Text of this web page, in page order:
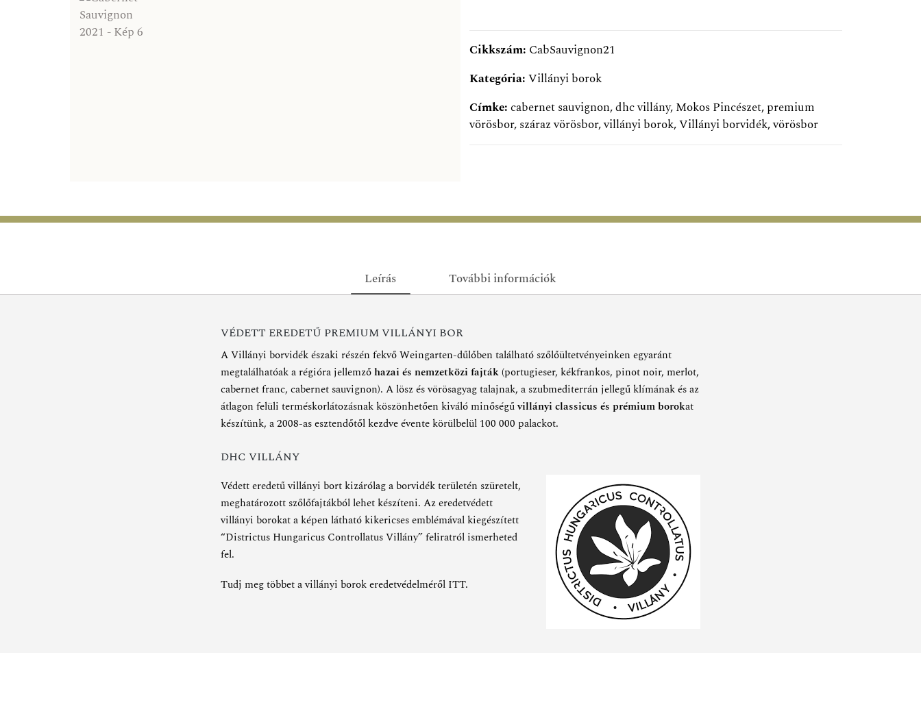
Cikkszám: CabSauvignon21
Kategória:Villányi borok
Címke:cabernet sauvignon,dhc villány,Mokos Pincészet,premium
vörösbor,száraz vörösbor,villányi borok,Villányi borvidék,vörösbor
Leírás További információk
VÉDETT EREDETŰ PREMIUM VILLÁNYI BOR
A Villányi borvidék északi részén fekvő Weingarten-dűlőben található szőlőültetvényeinken egyaránt
megtalálhatóak a régióra jellemzőhazai és nemzetközi fajták(portugieser, kékfrankos, pinot noir, merlot,
cabernet franc, cabernet sauvignon). A lösz és vörösagyag talajnak, a szubmediterrán jellegű klímának és az
átlagon felüli terméskorlátozásnak köszönhetően kiváló minőségűvillányi classicus és prémium borokat
készítünk, a 2008-as esztendőtől kezdve évente körülbelül 100 000 palackot.
DHC VILLÁNY
Védett eredetű villányi bort kizárólag a borvidék területén szüretelt,
meghatározott szőlőfajtákból lehet készíteni. Az eredetvédett
villányi borokat a képen látható kikericses emblémával kiegészített
“Districtus Hungaricus Controllatus Villány” feliratról ismerheted
fel.
Tudj meg többet a villányi borok eredetvédelméről ITT.
AKCIÓ